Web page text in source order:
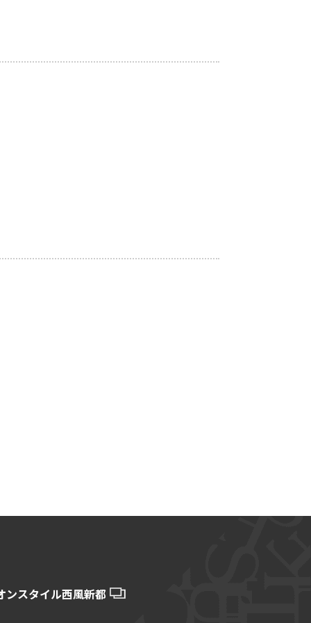
ンスタイル西風新都